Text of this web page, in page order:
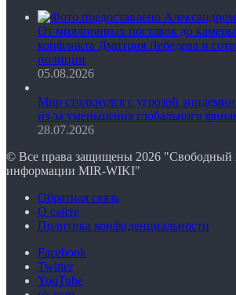
От миллионных поставок до
конфликта Дмитрия Лебедева и
полиции
05.08.2026
Мир столкнулся с угрозой
из-за уменьшения глобального
28.07.2026
© Все права защищены 2026 "Свободный
информации MIR-WIKI"
Обратная связь
О сайте
Политика конфиденциальности
Facebook
Twitter
YouTube